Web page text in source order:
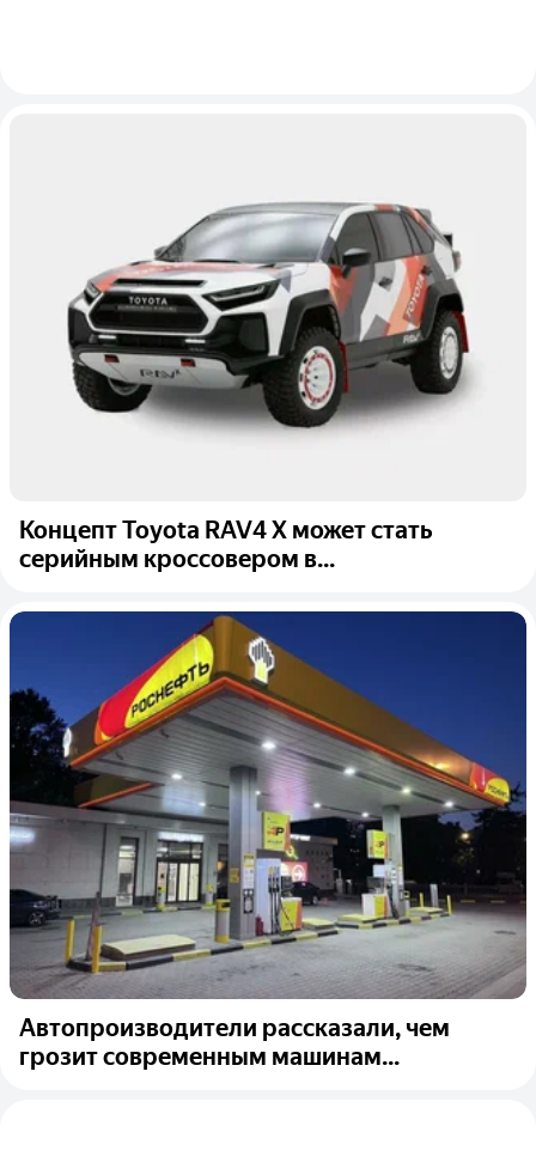
Концепт Toyota RAV4 X может стать
серийным кроссовером в...
Автопроизводители рассказали, чем
грозит современным машинам...